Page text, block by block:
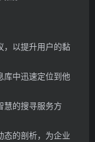
，以提升用户的黏
库中迅速定位到他
慧的搜寻服务方
态的剖析，为企业